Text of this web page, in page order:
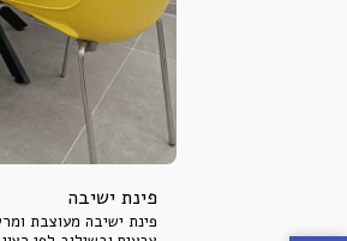
פינת ישיבה
פינת ישיבה מעוצבת